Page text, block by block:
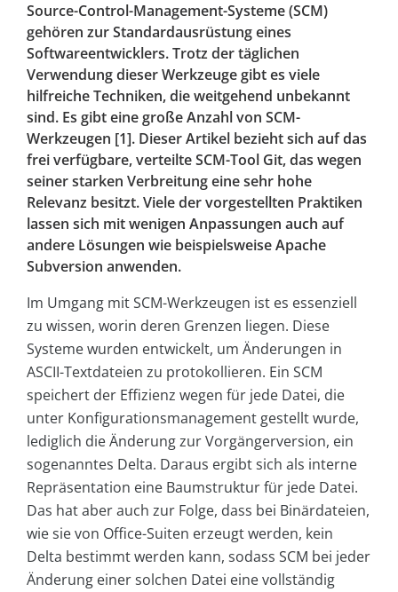
Source-Control-Management-Systeme (SCM)
gehören zur Standardausrüstung eines
Softwareentwicklers. Trotz der täglichen
Verwendung dieser Werkzeuge gibt es viele
hilfreiche Techniken, die weitgehend unbekannt
sind. Es gibt eine große Anzahl von SCM-
Werkzeugen [1]. Dieser Artikel bezieht sich auf das
frei verfügbare, verteilte SCM-Tool Git, das wegen
seiner starken Verbreitung eine sehr hohe
Relevanz besitzt. Viele der vorgestellten Praktiken
lassen sich mit wenigen Anpassungen auch auf
andere Lösungen wie beispielsweise Apache
Subversion anwenden.
Im Umgang mit SCM-Werkzeugen ist es essenziell
zu wissen, worin deren Grenzen liegen. Diese
Systeme wurden entwickelt, um Änderungen in
ASCII-Textdateien zu protokollieren. Ein SCM
speichert der Effizienz wegen für jede Datei, die
unter Konfigurationsmanagement gestellt wurde,
lediglich die Änderung zur Vorgängerversion, ein
sogenanntes Delta. Daraus ergibt sich als interne
Repräsentation eine Baumstruktur für jede Datei.
Das hat aber auch zur Folge, dass bei Binärdateien,
wie sie von Office-Suiten erzeugt werden, kein
Delta bestimmt werden kann, sodass SCM bei jeder
Änderung einer solchen Datei eine vollständig